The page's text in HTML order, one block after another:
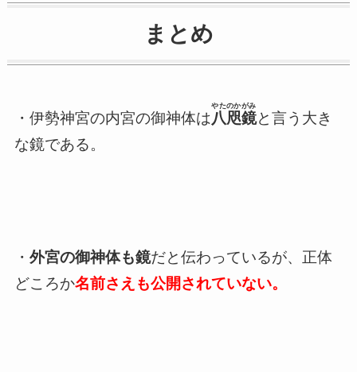
まとめ
・伊勢神宮の内宮の御神体は八咫鏡
やたのかがみ
と言う大き
な鏡である。
・ 外宮の御神体も鏡だと伝わっているが、正体
どころか名前さえも公開されていない。